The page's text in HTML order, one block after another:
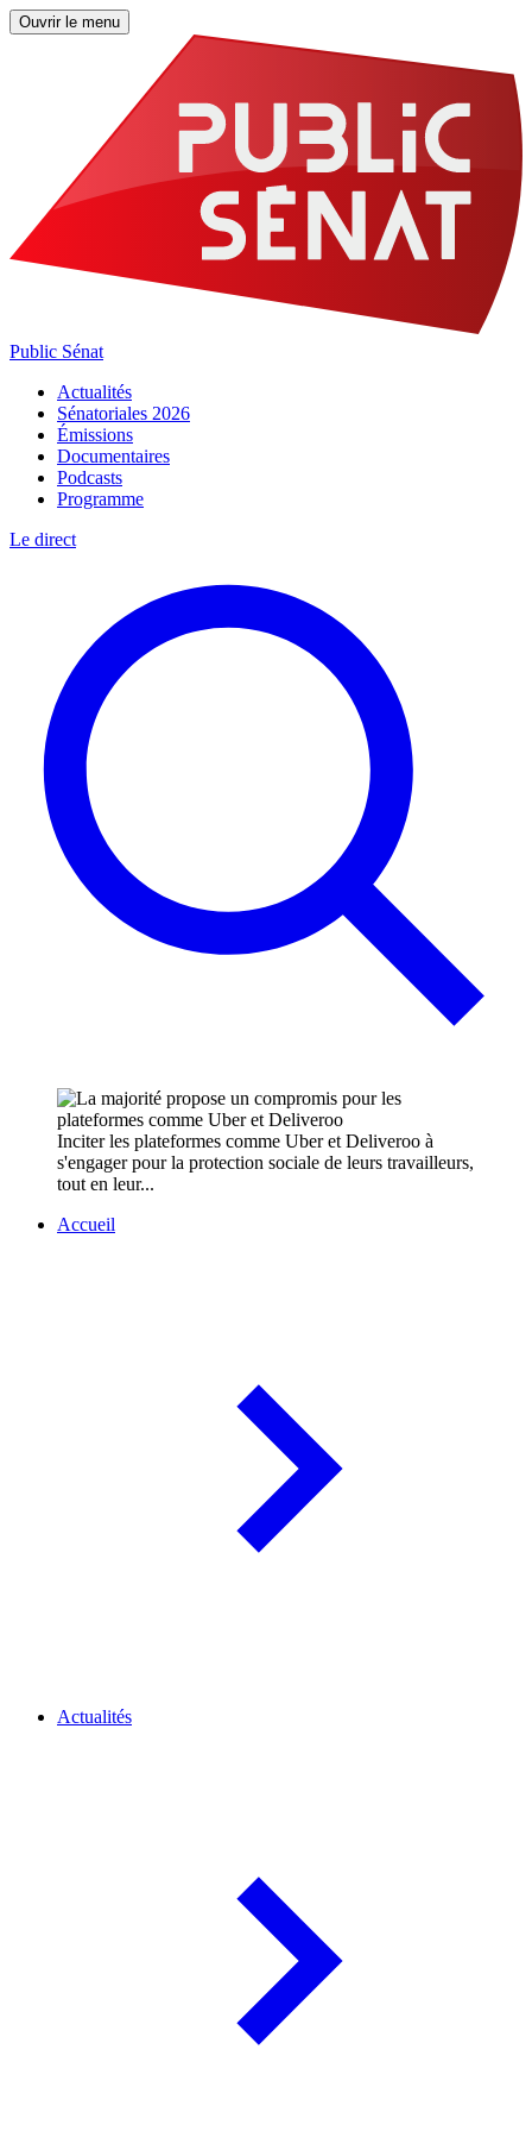
Ouvrir le menu
Public Sénat
Actualités
Sénatoriales 2026
Émissions
Documentaires
Podcasts
Programme
Le direct
Inciter les plateformes comme Uber et Deliveroo à
s'engager pour la protection sociale de leurs travailleurs,
tout en leur...
Accueil
Actualités